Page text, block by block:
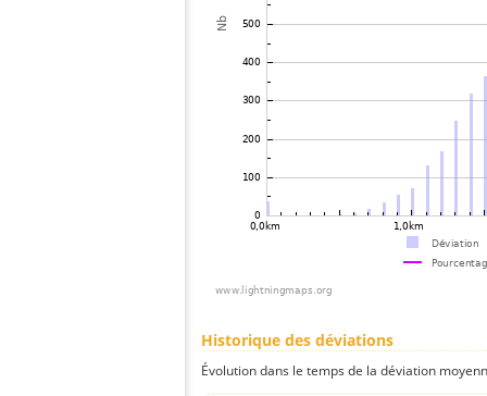
Historique des déviations
Évolution dans le temps de la déviation